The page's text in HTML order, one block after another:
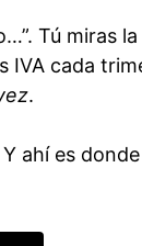
Tú miras
cada
.
ahí es